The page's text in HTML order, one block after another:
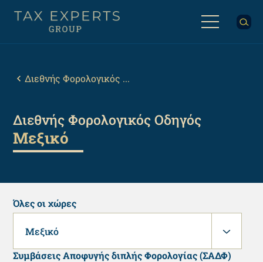
προς
Breadcrumb
Διεθνής Φορολογικός ...
Διεθνής Φορολογικός Οδηγός
Μεξικό
Όλες οι χώρες
Μεξικό
Συμβάσεις Αποφυγής διπλής Φορολογίας (ΣΑΔΦ)